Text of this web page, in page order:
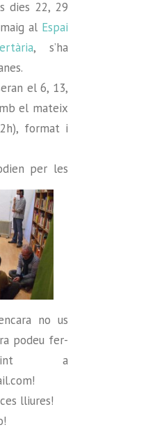
dies 22, 29
al Espai
, s’ha
el 6, 13,
el mateix
format i
dien per les
no us
podeu fer-
a
lliures!